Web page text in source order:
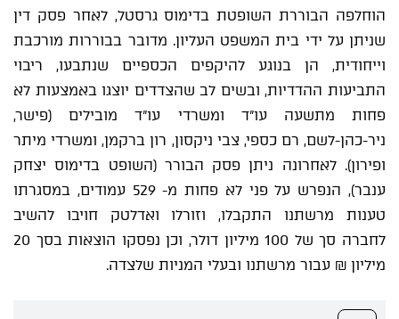
הוחלפה הבוררת השופטת בדימוס גרסטל, לאחר פסק דין
שניתן על ידי בית המשפט העליון. מדובר בבוררות מורכבת
וייחודית, הן בנוגע להיקפים הכספיים שנתבעו, ריבוי
התביעות ההדדיות, ובשים לב שהצדדים יוצגו באמצעות לא
פחות מתשעה עו"ד ומשרדי עו"ד מובילים (פישר,
ניר-כהן-לשם, רם כספי, צבי ניקסון, רון ברקמן, ומשרדי מיתר
ופירון). לאחרונה ניתן פסק הבורר (השופט בדימוס יצחק
ענבר), הנפרש על פני לא פחות מ- 529 עמודים, במסגרתו
טענות מרשתנו התקבלו, וזורלו ואדלטק חויבו להשיב
לחברה סך של 100 מיליון דולר, וכן נפסקו הוצאות בסך 20
מיליון ₪ עבור מרשתנו ובעלי המניות שלצדה.